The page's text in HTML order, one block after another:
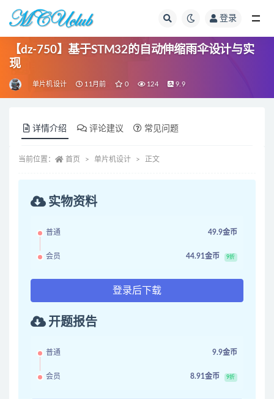
登录
【dz-750】基于STM32的自动伸缩雨伞设计与实
现
单片机设计 11月前 0 124 9.9
详情介绍 评论建议 常见问题
当前位置： 首页 单片机设计 正文
实物资料
普通 49.9金币
会员 44.91金币 9折
登录后下载
开题报告
普通 9.9金币
会员 8.91金币 9折